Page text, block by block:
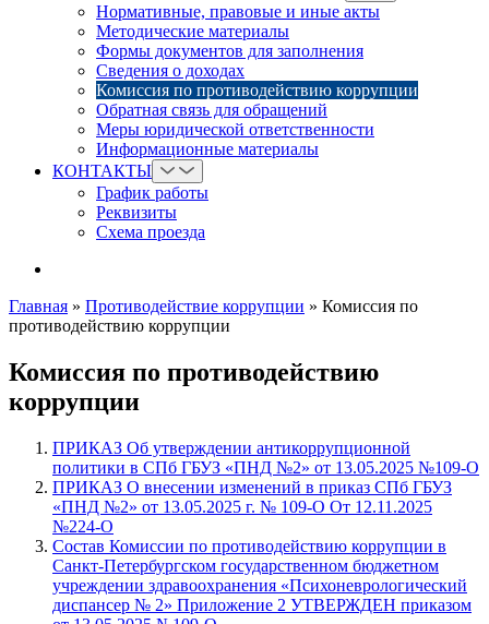
Нормативные, правовые и иные акты
Методические материалы
Формы документов для заполнения
Сведения о доходах
Комиссия по противодействию коррупции
Обратная связь для обращений
Меры юридической ответственности
Информационные материалы
КОНТАКТЫ
График работы
Реквизиты
Схема проезда
Главная » Противодействие коррупции » Комиссия по
противодействию коррупции
Комиссия по противодействию
коррупции
ПРИКАЗ Об утверждении антикоррупционной
политики в СПб ГБУЗ «ПНД №2» от 13.05.2025 №109-О
ПРИКАЗ О внесении изменений в приказ СПб ГБУЗ
«ПНД №2» от 13.05.2025 г. № 109-О От 12.11.2025
№224-О
Состав Комиссии по противодействию коррупции в
Санкт-Петербургском государственном бюджетном
учреждении здравоохранения «Психоневрологический
диспансер № 2» Приложение 2 УТВЕРЖДЕН приказом